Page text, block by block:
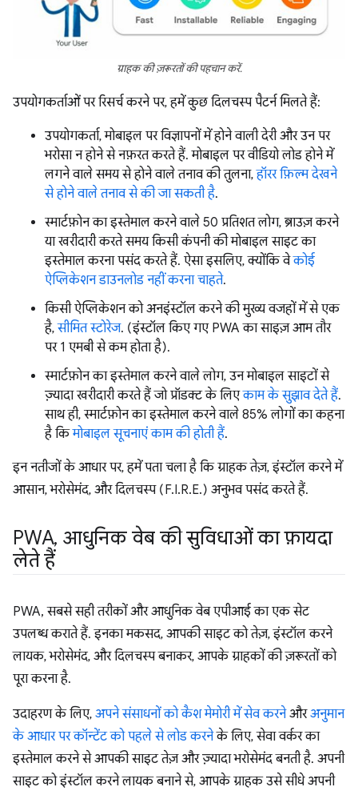
ग्राहक की ज़रूरतों की पहचान करें.
उपयोगकर्ताओं पर रिसर्च करने पर, हमें कुछ दिलचस्प पैटर्न मिलते हैं:
उपयोगकर्ता, मोबाइल पर विज्ञापनों में होने वाली देरी और उन पर
भरोसा न होने से नफ़रत करते हैं. मोबाइल पर वीडियो लोड होने में
लगने वाले समय से होने वाले तनाव की तुलना,हॉरर फ़िल्म देखने
से होने वाले तनाव से की जा सकती है.
स्मार्टफ़ोन का इस्तेमाल करने वाले 50 प्रतिशत लोग, ब्राउज़ करने
या खरीदारी करते समय किसी कंपनी की मोबाइल साइट का
इस्तेमाल करना पसंद करते हैं. ऐसा इसलिए, क्योंकि वेकोई
ऐप्लिकेशन डाउनलोड नहीं करना चाहते.
किसी ऐप्लिकेशन को अनइंस्टॉल करने की मुख्य वजहों में से एक
है,सीमित स्टोरेज. (इंस्टॉल किए गए PWA का साइज़ आम तौर
पर 1 एमबी से कम होता है).
स्मार्टफ़ोन का इस्तेमाल करने वाले लोग, उन मोबाइल साइटों से
ज़्यादा खरीदारी करते हैं जो प्रॉडक्ट के लिएकाम के सुझाव देते हैं.
साथ ही, स्मार्टफ़ोन का इस्तेमाल करने वाले 85% लोगों का कहना
है किमोबाइल सूचनाएं काम की होती हैं.
इन नतीजों के आधार पर, हमें पता चला है कि ग्राहक तेज़, इंस्टॉल करने में
आसान, भरोसेमंद, और दिलचस्प (F.I.R.E.) अनुभव पसंद करते हैं.
PWA, आधुनिक वेब की सुविधाओं का फ़ायदा
लेते हैं
PWA, सबसे सही तरीकों और आधुनिक वेब एपीआई का एक सेट
उपलब्ध कराते हैं. इनका मकसद, आपकी साइट को तेज़, इंस्टॉल करने
लायक, भरोसेमंद, और दिलचस्प बनाकर, आपके ग्राहकों की ज़रूरतों को
पूरा करना है.
उदाहरण के लिए, अपने संसाधनों को कैश मेमोरी में सेव करनेऔरअनुमान
के आधार पर कॉन्टेंट को पहले से लोड करनेके लिए, सेवा वर्कर का
इस्तेमाल करने से आपकी साइट तेज़ और ज़्यादा भरोसेमंद बनती है. अपनी
साइट को इंस्टॉल करने लायक बनाने से, आपके ग्राहक उसे सीधे अपनी